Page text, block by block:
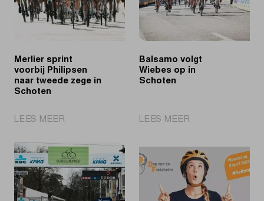
Merlier sprint
voorbij Philipsen
naar tweede zege in
Schoten
LEES MEER
sprint
voorbij
Philipsen
naar
tweede
Balsamo volgt
Wiebes op in
Schoten
LEES MEER
Wiebes
op
in
Schoten